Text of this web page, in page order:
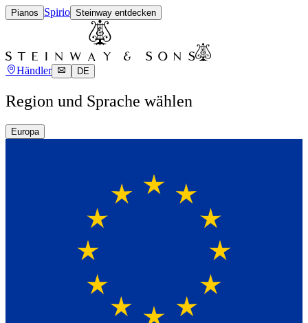
Pianos Spirio Steinway entdecken
Händler DE
Region und Sprache wählen
Europa